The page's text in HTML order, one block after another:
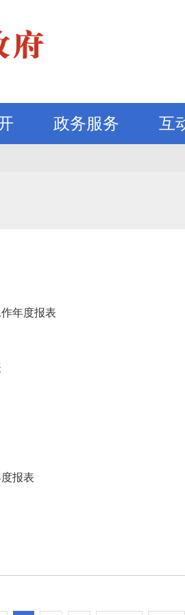
政务服务 互
年度报表
报表